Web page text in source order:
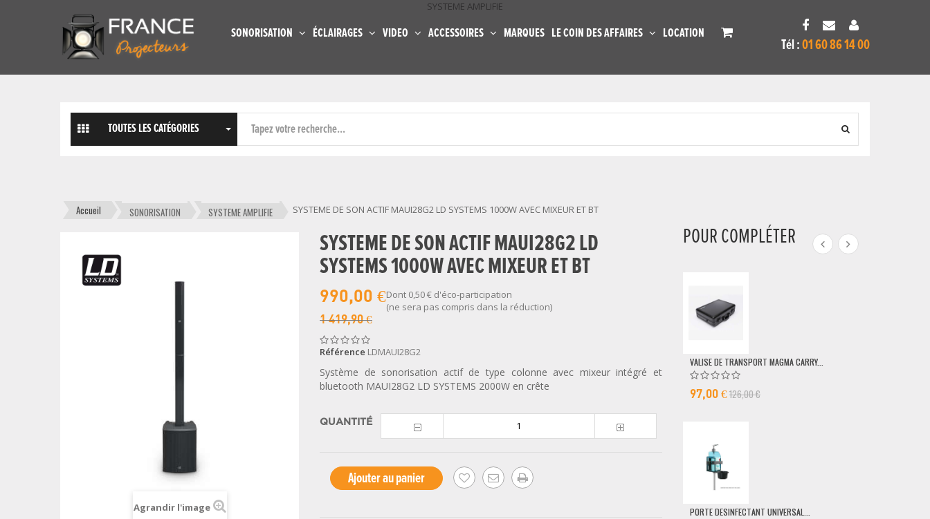
SONORISATION ÉCLAIRAGES VIDEO ACCESSOIRES MARQUES LE COIN DES AFFAIRES LOCATION
Tél : 01 60 86 14 00
SYSTEME AMPLIFIE
TOUTES LES CATÉGORIES
Accueil SONORISATION SYSTEME AMPLIFIE SYSTEME DE SON ACTIF MAUI28G2 LD SYSTEMS 1000W AVEC MIXEUR ET BT
Agrandir l'image
SYSTEME DE SON ACTIF MAUI28G2 LD
SYSTEMS 1000W AVEC MIXEUR ET BT
990,00 €
1 419,90 €
Dont 0,50 € d'éco-participation
(ne sera pas compris dans la réduction)
Référence LDMAUI28G2
Système de sonorisation actif de type colonne avec mixeur intégré et
bluetooth MAUI28G2 LD SYSTEMS 2000W en crête
QUANTITÉ
Ajouter au panier
POUR COMPLÉTER
VALISE DE TRANSPORT MAGMA CARRY...
97,00 €126,00 €
PORTE DESINFECTANT UNIVERSAL...